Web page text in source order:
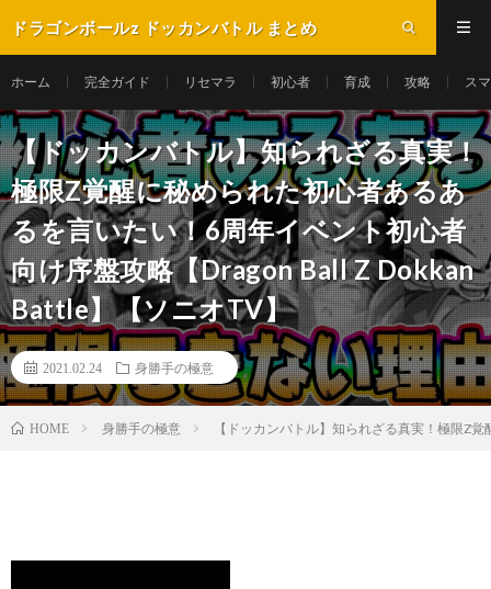
ドラゴンボールz ドッカンバトル まとめ
ホーム 完全ガイド リセマラ 初心者 育成 攻略 ス
【ドッカンバトル】知られざる真実！
極限Z覚醒に秘められた初心者あるあ
るを言いたい！6周年イベント初心者
向け序盤攻略【Dragon Ball Z Dokkan
Battle】【ソニオTV】
2021.02.24 身勝手の極意
HOME 身勝手の極意 【ドッカンバトル】知られざる真実！極限Z